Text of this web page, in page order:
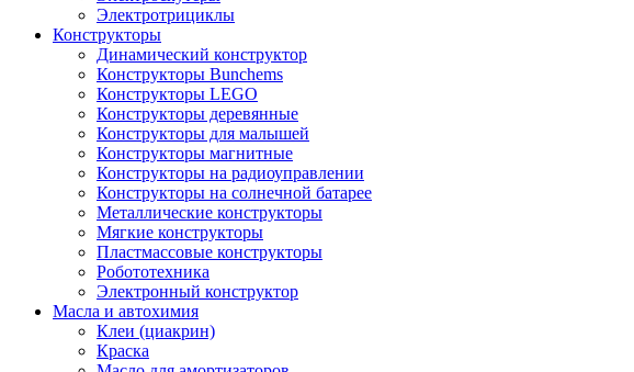
Электротрициклы
Конструкторы
Динамический конструктор
Конструкторы Bunchems
Конструкторы LEGO
Конструкторы деревянные
Конструкторы для малышей
Конструкторы магнитные
Конструкторы на радиоуправлении
Конструкторы на солнечной батарее
Металлические конструкторы
Мягкие конструкторы
Пластмассовые конструкторы
Робототехника
Электронный конструктор
Масла и автохимия
Клеи (циакрин)
Краска